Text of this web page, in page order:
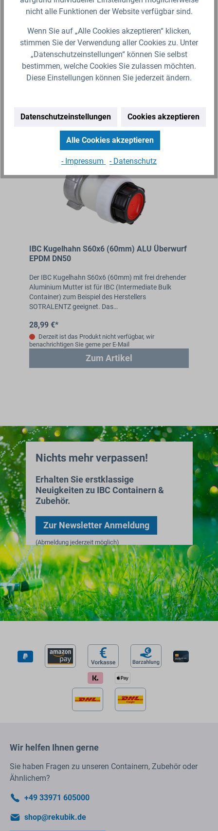
109,99 €*
benachrichtigen Sie gerne per E-Mail
Zum Artikel
Ähnliche Artikel
IBC Kugelhahn S60x6 (60mm) ALU Überwurf
EPDM DN50
Der IBC Kugelhahn S60x6 (60mm) mit frei drehender
Aluminium Mutter ist für IBC (Intermediate Bulk
Container) zum Beispiel des Herstellers
SOTRALENTZ geeignet. Das…
28,99 €*
Derzeit ist das Produkt nicht verfügbar, wir
benachrichtigen Sie gerne per E-Mail
Zum Artikel
Nichts mehr verpassen!
Erhalten Sie erstklassige
Neuigkeiten zu IBC Containern &
Zubehör.
Zur Newsletter Anmeldung
(Abmeldung jederzeit möglich)
Wir helfen Ihnen gerne
Sie haben Fragen zu unseren Containern, Zubehör oder
Ähnlichem?
+49 33971 605000
shop@rekubik.de
nicht alle Funktionen der Website verfügbar sind.
Wenn Sie auf „Alle Cookies akzeptieren“ klicken,
stimmen Sie der Verwendung aller Cookies zu. Unter
„Datenschutzeinstellungen“ können Sie selbst
bestimmen, welche Cookies Sie zulassen möchten.
Diese Einstellungen können Sie jederzeit ändern.
Datenschutzeinstellungen Cookies akzeptieren
Alle Cookies akzeptieren
- Impressum - Datenschutz